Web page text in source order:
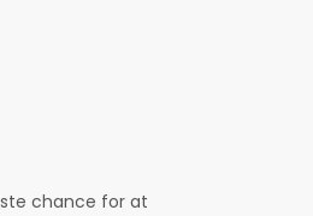
chance for at